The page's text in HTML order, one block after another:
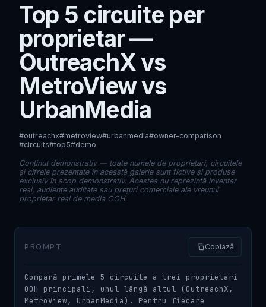
Top 5 circuite per
proprietar —
OutreachX vs
MetroView vs
UrbanMedia
#outreachx#metroview#urbanmedia#owner-comparison
#circuits#top5#demo
Conținut demonstrativ — toate numele de proprietari, circuitele
și cifrele prezentate în această galerie sunt fictive și produse
exclusiv în scop demonstrativ. Acestea nu reprezintă inventar
real, audiențe auditate sau prețuri comerciale ale vreunui
proprietar real de media OOH.
PROMPT Copiază
Compară primele 5 circuite a trei proprietari
OOH principali, unul lângă altul (OutreachX,
MetroView, UrbanMedia). Pentru fiecare